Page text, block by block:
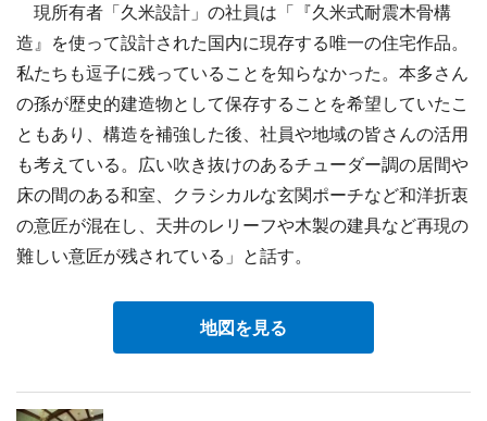
現所有者「久米設計」の社員は「『久米式耐震木骨構
造』を使って設計された国内に現存する唯一の住宅作品。
私たちも逗子に残っていることを知らなかった。本多さん
の孫が歴史的建造物として保存することを希望していたこ
ともあり、構造を補強した後、社員や地域の皆さんの活用
も考えている。広い吹き抜けのあるチューダー調の居間や
床の間のある和室、クラシカルな玄関ポーチなど和洋折衷
の意匠が混在し、天井のレリーフや木製の建具など再現の
難しい意匠が残されている」と話す。
地図を見る